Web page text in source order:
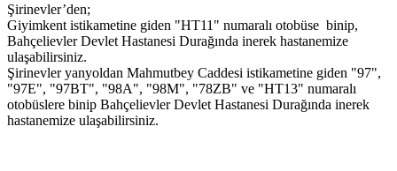
Şirinevler’den;
Giyimkent istikametine giden "HT11" numaralı otobüse binip,
Bahçelievler Devlet Hastanesi Durağında inerek hastanemize
ulaşabilirsiniz.
Şirinevler yanyoldan Mahmutbey Caddesi istikametine giden "97",
"97E", "97BT", "98A", "98M", "78ZB" ve "HT13" numaralı
otobüslere binip Bahçelievler Devlet Hastanesi Durağında inerek
hastanemize ulaşabilirsiniz.